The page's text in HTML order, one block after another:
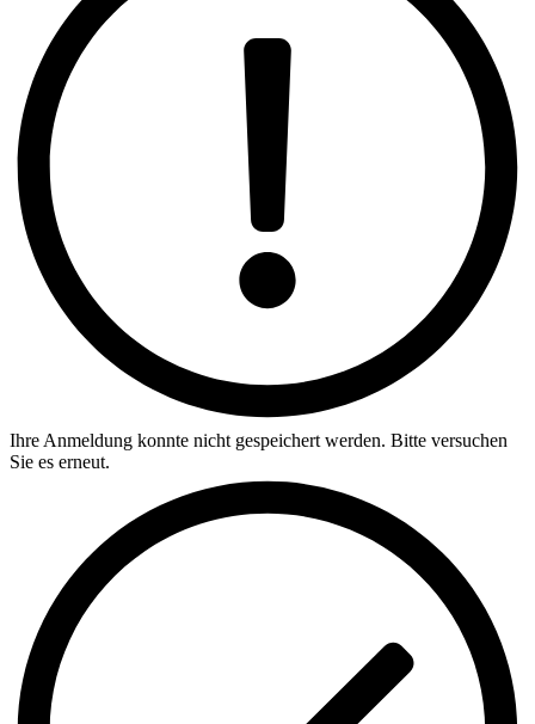
Ihre Anmeldung konnte nicht gespeichert werden. Bitte versuchen
Sie es erneut.